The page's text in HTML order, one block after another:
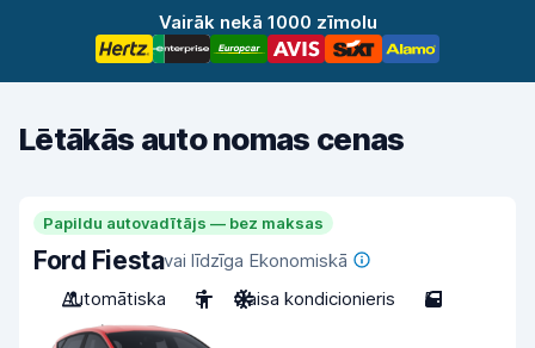
Vairāk nekā 1000 zīmolu
Lētākās auto nomas cenas
Papildu autovadītājs — bez maksas
Ford Fiestavai līdzīga Ekonomiskā
Automātiska
5 Gaisa kondicionieris 5